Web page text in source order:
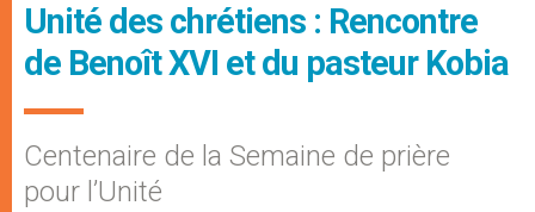
Unité des chrétiens : Rencontre
de Benoît XVI et du pasteur Kobia
Centenaire de la Semaine de prière
pour l’Unité